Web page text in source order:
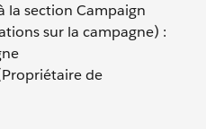
la section Campaign
sur la campagne) :
de